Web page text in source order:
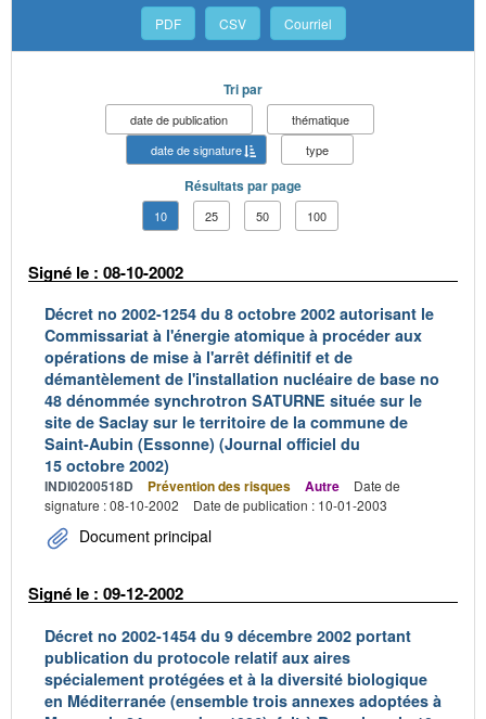
PDF CSV Courriel
Tri par
date de publication
thématique
date de signature
type
Résultats par page
10 25 50 100
Signé le : 08-10-2002
Décret no 2002-1254 du 8 octobre 2002 autorisant le
Commissariat à l'énergie atomique à procéder aux
opérations de mise à l'arrêt définitif et de
démantèlement de l'installation nucléaire de base no
48 dénommée synchrotron SATURNE située sur le
site de Saclay sur le territoire de la commune de
Saint-Aubin (Essonne) (Journal officiel du
15 octobre 2002)
INDI0200518D Prévention des risques Autre
Date de
signature : 08-10-2002
Date de publication : 10-01-2003
Document principal
Signé le : 09-12-2002
Décret no 2002-1454 du 9 décembre 2002 portant
publication du protocole relatif aux aires
spécialement protégées et à la diversité biologique
en Méditerranée (ensemble trois annexes adoptées à